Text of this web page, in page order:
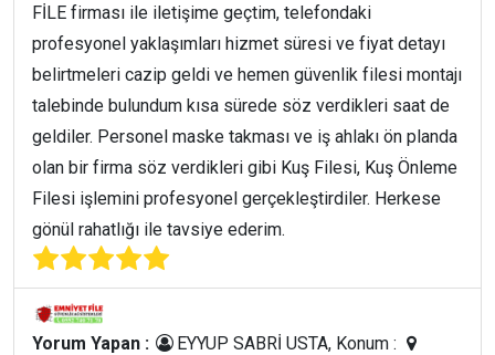
FİLE firması ile iletişime geçtim, telefondaki
profesyonel yaklaşımları hizmet süresi ve fiyat detayı
belirtmeleri cazip geldi ve hemen güvenlik filesi montajı
talebinde bulundum kısa sürede söz verdikleri saat de
geldiler. Personel maske takması ve iş ahlakı ön planda
olan bir firma söz verdikleri gibi Kuş Filesi, Kuş Önleme
Filesi işlemini profesyonel gerçekleştirdiler. Herkese
gönül rahatlığı ile tavsiye ederim.
Yorum Yapan :
EYYUP SABRİ USTA, Konum :